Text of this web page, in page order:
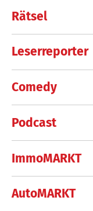
Rätsel
Leserreporter
Comedy
Podcast
ImmoMARKT
AutoMARKT